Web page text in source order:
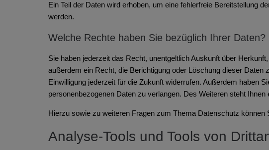
Ein Teil der Daten wird erhoben, um eine fehlerfreie Bereitstellung
werden.
Welche Rechte haben Sie bezüglich Ihrer Daten?
Sie haben jederzeit das Recht, unentgeltlich Auskunft über
außerdem ein Recht, die Berichtigung oder Löschung dieser
Einwilligung jederzeit für die Zukunft widerrufen. Außerdem haben
personenbezogenen Daten zu verlangen. Des Weiteren steht
Hierzu sowie zu weiteren Fragen zum Thema Datenschutz können
Analyse-Tools und Tools von